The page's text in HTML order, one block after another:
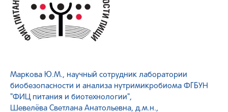
Маркова Ю.М., научный сотрудник лаборатории
биобезопасности и анализа нутримикробиома ФГБУН
"ФИЦ питания и биотехнологии",
Шевелёва Светлана Анатольевна, д.м.н.,